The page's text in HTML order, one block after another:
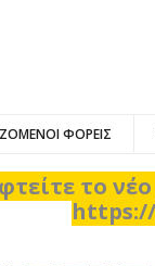
ΦΟΡΕΙΣ
το